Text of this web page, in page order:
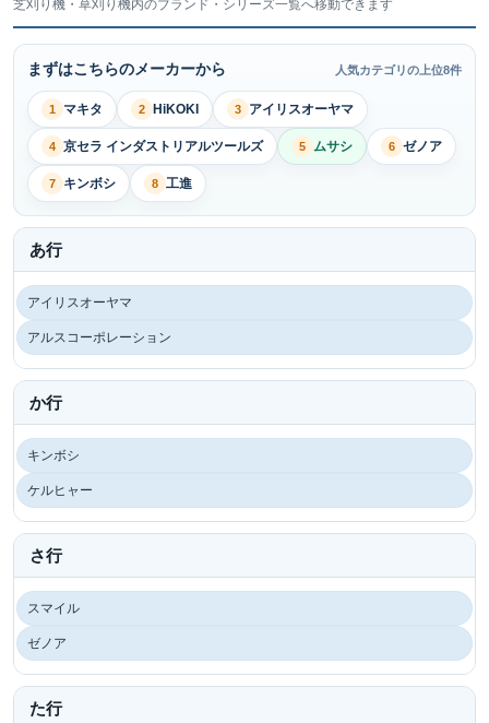
芝刈り機・草刈り機内のブランド・シリーズ一覧へ移動できます
まずはこちらのメーカーから 人気カテゴリの上位8件
1 マキタ 2 HiKOKI 3 アイリスオーヤマ
4 京セラ インダストリアルツールズ 5 ムサシ 6 ゼノア
7 キンボシ 8 工進
あ行
アイリスオーヤマ
アルスコーポレーション
か行
キンボシ
ケルヒャー
さ行
スマイル
ゼノア
た行